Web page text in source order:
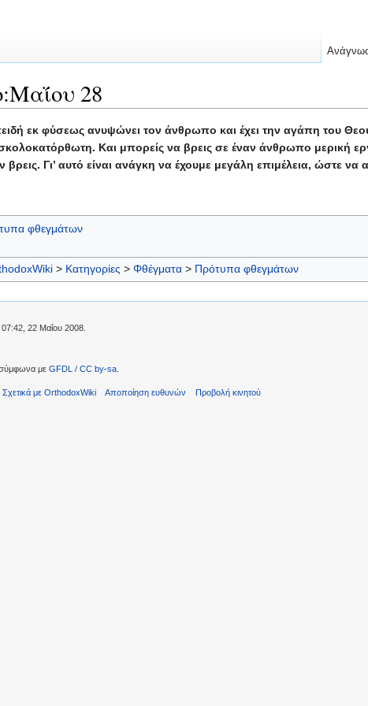
28
εκ φύσεως ανυψώνει τον άνθρωπο και έχει την αγάπη του
Και μπορείς να βρεις σε έναν άνθρωπο μερική
βρεις. Γι’ αυτό είναι ανάγκη να έχουμε μεγάλη επιμέλεια, ώστε
φθεγμάτων
> Κατηγορίες > Φθέγματα > Πρότυπα φθεγμάτων
07:42, 22 Μαΐου 2008.
σύμφωνα με GFDL / CC by-sa
Σχετικά με OrthodoxWiki Αποποίηση ευθυνών Προβολή κινητού